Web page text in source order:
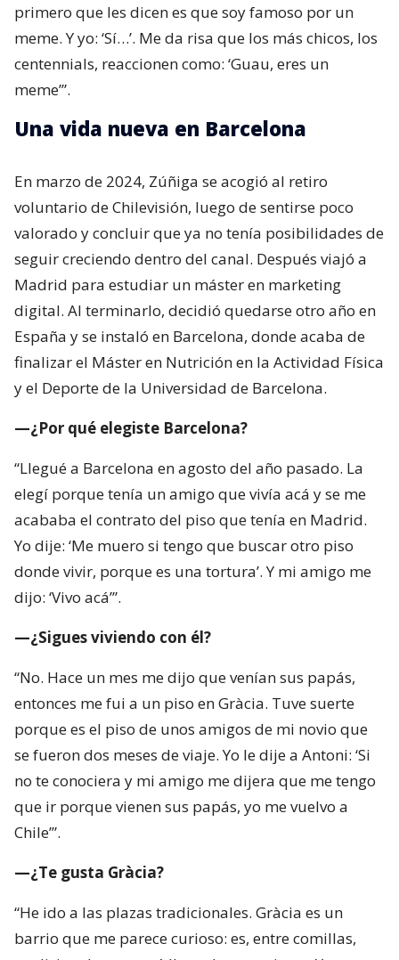
primero que les dicen es que soy famoso por un
meme. Y yo: ‘Sí…’. Me da risa que los más chicos, los
centennials, reaccionen como: ‘Guau, eres un
meme’”.
Una vida nueva en Barcelona
En marzo de 2024, Zúñiga se acogió al retiro
voluntario de Chilevisión, luego de sentirse poco
valorado y concluir que ya no tenía posibilidades de
seguir creciendo dentro del canal. Después viajó a
Madrid para estudiar un máster en marketing
digital. Al terminarlo, decidió quedarse otro año en
España y se instaló en Barcelona, donde acaba de
finalizar el Máster en Nutrición en la Actividad Física
y el Deporte de la Universidad de Barcelona.
—¿Por qué elegiste Barcelona?
“Llegué a Barcelona en agosto del año pasado. La
elegí porque tenía un amigo que vivía acá y se me
acababa el contrato del piso que tenía en Madrid.
Yo dije: ‘Me muero si tengo que buscar otro piso
donde vivir, porque es una tortura’. Y mi amigo me
dijo: ‘Vivo acá’”.
—¿Sigues viviendo con él?
“No. Hace un mes me dijo que venían sus papás,
entonces me fui a un piso en Gràcia. Tuve suerte
porque es el piso de unos amigos de mi novio que
se fueron dos meses de viaje. Yo le dije a Antoni: ‘Si
no te conociera y mi amigo me dijera que me tengo
que ir porque vienen sus papás, yo me vuelvo a
Chile’”.
—¿Te gusta Gràcia?
“He ido a las plazas tradicionales. Gràcia es un
barrio que me parece curioso: es, entre comillas,